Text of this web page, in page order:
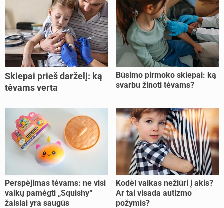
Skiepai prieš darželį: ką
tėvams verta
Būsimo pirmoko skiepai: ką
svarbu žinoti tėvams?
Perspėjimas tėvams: ne visi
vaikų pamėgti „Squishy“
žaislai yra saugūs
Kodėl vaikas nežiūri į akis?
Ar tai visada autizmo
požymis?